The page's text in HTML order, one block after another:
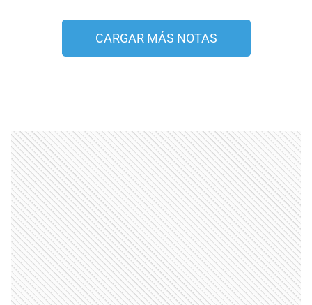
CARGAR MÁS NOTAS